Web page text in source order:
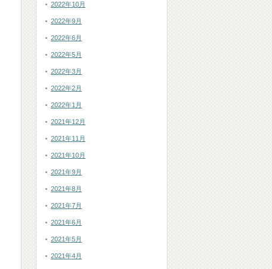
2022年10月
2022年9月
2022年6月
2022年5月
2022年3月
2022年2月
2022年1月
2021年12月
2021年11月
2021年10月
2021年9月
2021年8月
2021年7月
2021年6月
2021年5月
2021年4月